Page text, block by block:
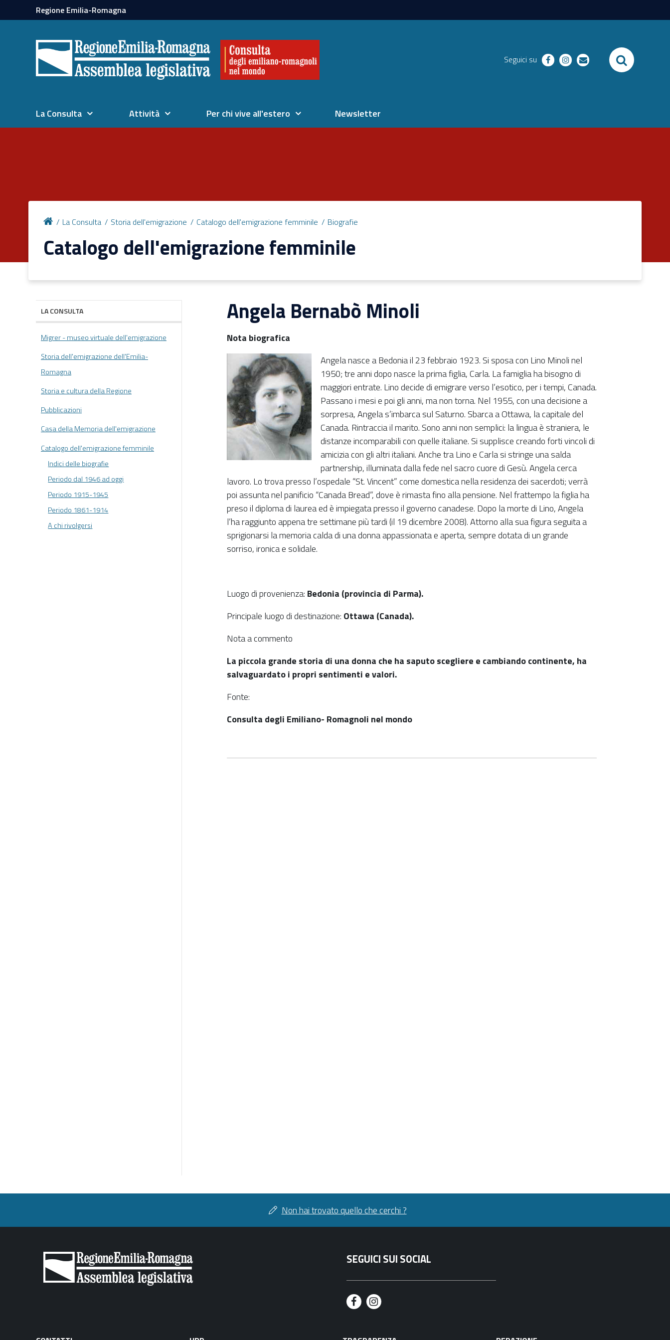
Regione Emilia-Romagna
Seguici su facebookinstagram
email SEARCH
La Consulta Attività Per chi vive all'estero Newsletter
La Consulta Storia dell'emigrazione Catalogo dell'emigrazione femminile Biografie
Catalogo dell'emigrazione femminile
Angela Bernabò Minoli
Nota biografica
Angela nasce a Bedonia il 23 febbraio 1923. Si sposa con Lino Minoli nel
1950; tre anni dopo nasce la prima figlia, Carla. La famiglia ha bisogno di
maggiori entrate. Lino decide di emigrare verso l’esotico, per i tempi, Canada.
Passano i mesi e poi gli anni, ma non torna. Nel 1955, con una decisione a
sorpresa, Angela s’imbarca sul Saturno. Sbarca a Ottawa, la capitale del
Canada. Rintraccia il marito. Sono anni non semplici: la lingua è straniera, le
distanze incomparabili con quelle italiane. Si supplisce creando forti vincoli di
amicizia con gli altri italiani. Anche tra Lino e Carla si stringe una salda
partnership, illuminata dalla fede nel sacro cuore di Gesù. Angela cerca
lavoro. Lo trova presso l’ospedale “St. Vincent” come domestica nella residenza dei sacerdoti; verrà
poi assunta nel panificio “Canada Bread”, dove è rimasta fino alla pensione. Nel frattempo la figlia ha
preso il diploma di laurea ed è impiegata presso il governo canadese. Dopo la morte di Lino, Angela
l’ha raggiunto appena tre settimane più tardi (il 19 dicembre 2008). Attorno alla sua figura seguita a
sprigionarsi la memoria calda di una donna appassionata e aperta, sempre dotata di un grande
sorriso, ironica e solidale.
Luogo di provenienza: Bedonia (provincia di Parma).
Principale luogo di destinazione: Ottawa (Canada).
Nota a commento
La piccola grande storia di una donna che ha saputo scegliere e cambiando continente, ha
salvaguardato i propri sentimenti e valori.
Fonte:
Consulta degli Emiliano- Romagnoli nel mondo
LA CONSULTA
Migrer - museo virtuale dell'emigrazione
Storia dell'emigrazione dell'Emilia-
Romagna
Storia e cultura della Regione
Pubblicazioni
Casa della Memoria dell'emigrazione
Catalogo dell'emigrazione femminile
Indici delle biografie
Periodo dal 1946 ad oggi
Periodo 1915-1945
Periodo 1861-1914
A chi rivolgersi
Non hai trovato quello che cerchi ?
SEGUICI SUI SOCIAL
F
I